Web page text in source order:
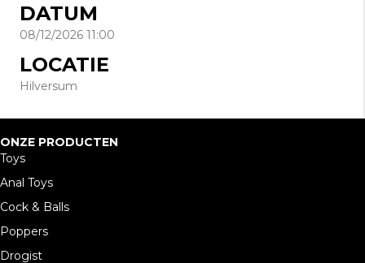
DATUM
08/12/2026 11:00
LOCATIE
Hilversum
ONZE PRODUCTEN
Toys
Anal Toys
Cock & Balls
Poppers
Drogist